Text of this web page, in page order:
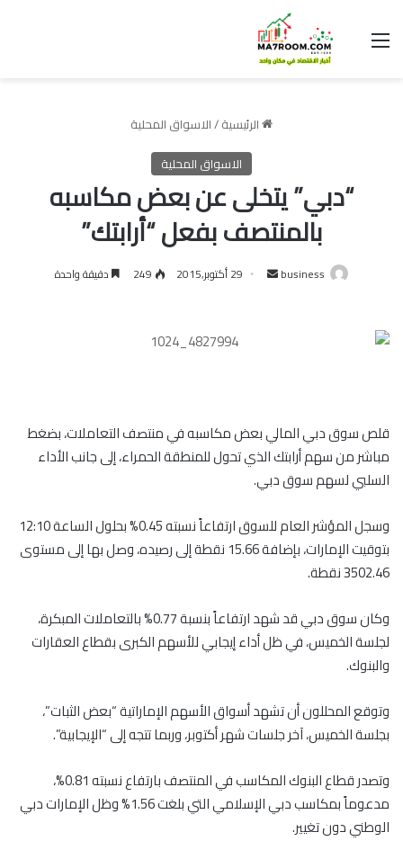
القائمة
الرئيسية/الاسواق المحلية
الاسواق المحلية
“دبي” يتخلى عن بعض مكاسبه
بالمنتصف بفعل “أرابتك”
business
أرسل 29 أكتوبر,2015 249 دقيقة واحدة
قلص سوق دبي المالي بعض مكاسبه في منتصف التعاملات، بضغط
مباشر من سهم أرابتك الذي تحول للمنطقة الحمراء، إلى جانب الأداء
السلبي لسهم سوق دبي.
وسجل المؤشر العام للسوق ارتفاعاً نسبته 0.45% بحلول الساعة 12:10
بتوقيت الإمارات، بإضافة 15.66 نقطة إلى رصيده، وصل بها إلى مستوى
3502.46 نقطة.
وكان سوق دبي قد شهد ارتفاعاً بنسبة 0.77% بالتعاملات المبكرة،
لجلسة الخميس، في ظل أداء إيجابي للأسهم الكبرى بقطاع العقارات
والبنوك.
وتوقع المحللون أن تشهد أسواق الأسهم الإماراتية “بعض الثبات”،
بجلسة الخميس، آخر جلسات شهر أكتوبر، وربما تتجه إلى “الإيجابية”.
وتصدر قطاع البنوك المكاسب في المنتصف بارتفاع نسبته 0.81%،
مدعوماً بمكاسب دبي الإسلامي التي بلغت 1.56% وظل الإمارات دبي
الوطني دون تغيير.